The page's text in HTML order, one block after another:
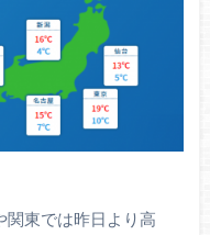
関東では昨日より高